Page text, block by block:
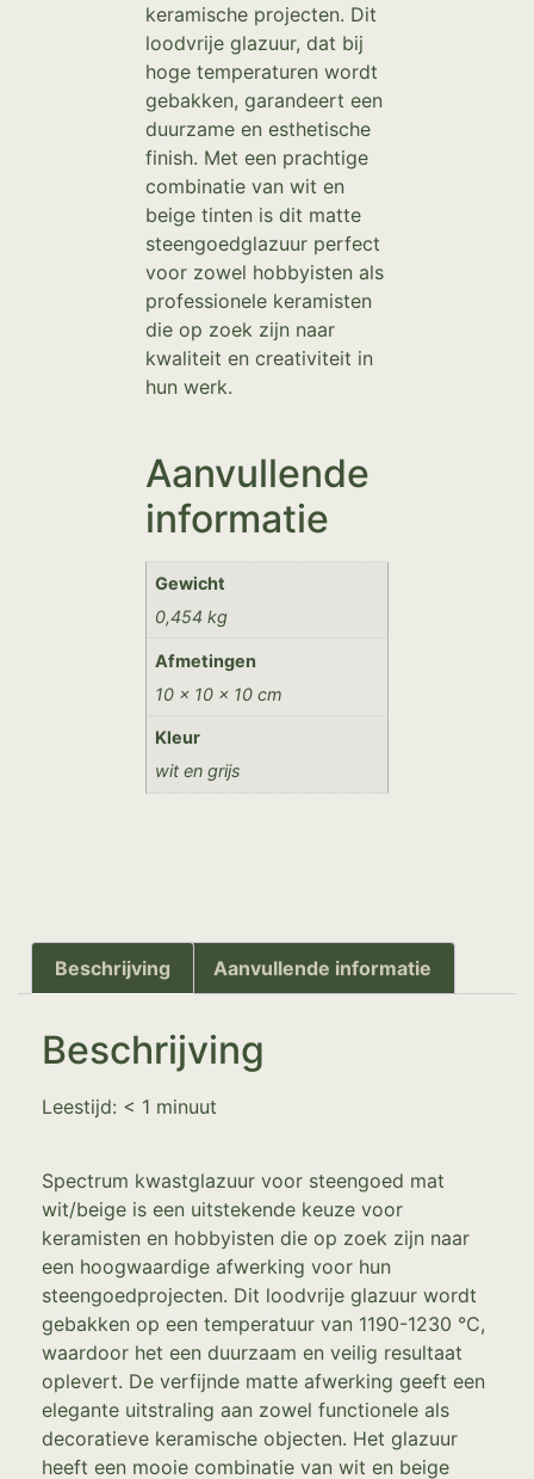
keramische projecten. Dit
loodvrije glazuur, dat bij
hoge temperaturen wordt
gebakken, garandeert een
duurzame en esthetische
finish. Met een prachtige
combinatie van wit en
beige tinten is dit matte
steengoedglazuur perfect
voor zowel hobbyisten als
professionele keramisten
die op zoek zijn naar
kwaliteit en creativiteit in
hun werk.
Aanvullende
informatie
Gewicht
0,454 kg
Afmetingen
10 × 10 × 10 cm
Kleur
wit en grijs
Beschrijving Aanvullende informatie
Beschrijving
Leestijd: < 1 minuut
Spectrum kwastglazuur voor steengoed mat
wit/beige is een uitstekende keuze voor
keramisten en hobbyisten die op zoek zijn naar
een hoogwaardige afwerking voor hun
steengoedprojecten. Dit loodvrije glazuur wordt
gebakken op een temperatuur van 1190-1230 °C,
waardoor het een duurzaam en veilig resultaat
oplevert. De verfijnde matte afwerking geeft een
elegante uitstraling aan zowel functionele als
decoratieve keramische objecten. Het glazuur
heeft een mooie combinatie van wit en beige